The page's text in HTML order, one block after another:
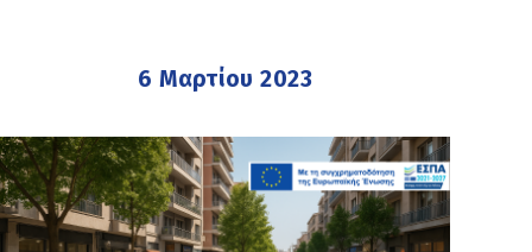
6 Μαρτίου 2023